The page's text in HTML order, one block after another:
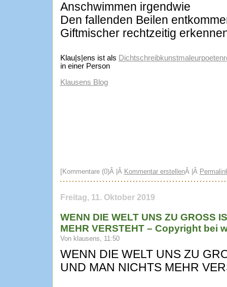
Anschwimmen irgendwie
Den fallenden Beilen
Giftmischer rechtzeitig
Klau|s|ens ist als
in einer Person
Klausens Blog
[Kommentare (0)Â |Â Kommentar erstellenÂ |Â
Freitag, 11. Oktober 2019
WENN DIE WELT UNS ZU GROSS
MEHR VERSTEHT – Copyright bei
Von klausens, 11:50
WENN DIE WELT UNS ZU
UND MAN NICHTS MEHR